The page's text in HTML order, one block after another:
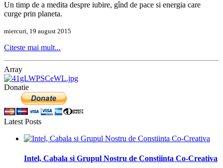
Un timp de a medita despre iubire, gînd de pace si energia care
curge prin planeta.
miercuri, 19 august 2015
Citeste mai mult...
Array
Donatie
Latest Posts
Intel, Cabala si Grupul Nostru de Constiinta Co-Creativa